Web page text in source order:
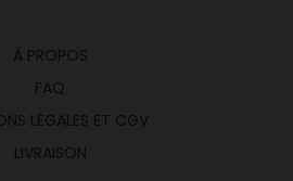
À PROPOS
FAQ
LÉGALES ET CGV
LIVRAISON